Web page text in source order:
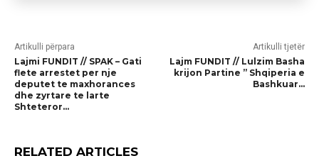
Artikulli përpara
Lajmi FUNDIT // SPAK – Gati
flete arrestet per nje
deputet te maxhorances
dhe zyrtare te larte
Shteteror…
Artikulli tjetër
Lajm FUNDIT // Lulzim Basha
krijon Partine ” Shqiperia e
Bashkuar…
RELATED ARTICLES